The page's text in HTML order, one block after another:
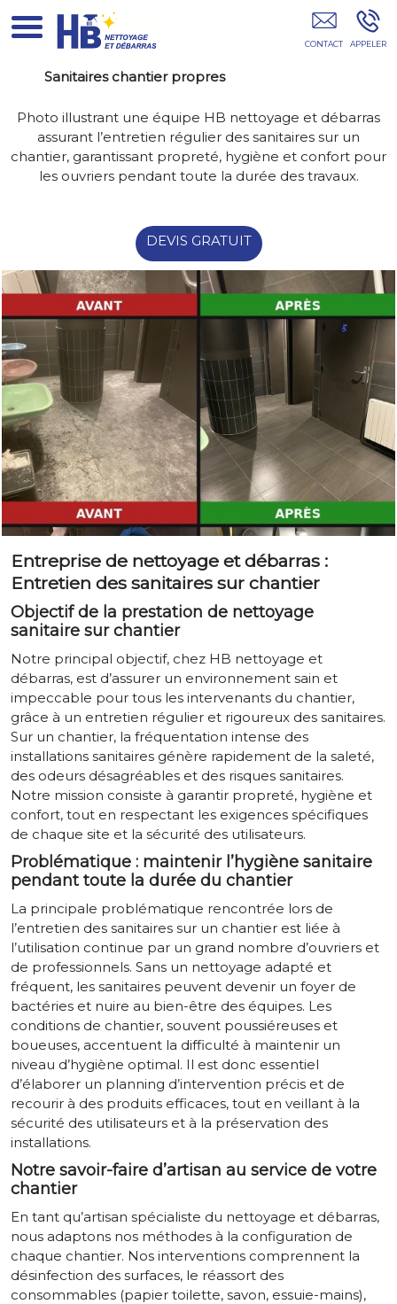
Entreprise De Débarras Île-De-France
Sanitaires chantier propres
Photo illustrant une équipe HB nettoyage et débarras
assurant l’entretien régulier des sanitaires sur un
chantier, garantissant propreté, hygiène et confort pour
les ouvriers pendant toute la durée des travaux.
DEVIS GRATUIT
Entreprise de nettoyage et débarras :
Entretien des sanitaires sur chantier
Objectif de la prestation de nettoyage
sanitaire sur chantier
Notre principal objectif, chez HB nettoyage et
débarras, est d’assurer un environnement sain et
impeccable pour tous les intervenants du chantier,
grâce à un entretien régulier et rigoureux des sanitaires.
Sur un chantier, la fréquentation intense des
installations sanitaires génère rapidement de la saleté,
des odeurs désagréables et des risques sanitaires.
Notre mission consiste à garantir propreté, hygiène et
confort, tout en respectant les exigences spécifiques
de chaque site et la sécurité des utilisateurs.
Problématique : maintenir l’hygiène sanitaire
pendant toute la durée du chantier
La principale problématique rencontrée lors de
l’entretien des sanitaires sur un chantier est liée à
l’utilisation continue par un grand nombre d’ouvriers et
de professionnels. Sans un nettoyage adapté et
fréquent, les sanitaires peuvent devenir un foyer de
bactéries et nuire au bien-être des équipes. Les
conditions de chantier, souvent poussiéreuses et
boueuses, accentuent la difficulté à maintenir un
niveau d’hygiène optimal. Il est donc essentiel
d’élaborer un planning d’intervention précis et de
recourir à des produits efficaces, tout en veillant à la
sécurité des utilisateurs et à la préservation des
installations.
Notre savoir-faire d’artisan au service de votre
chantier
En tant qu’artisan spécialiste du nettoyage et débarras,
nous adaptons nos méthodes à la configuration de
chaque chantier. Nos interventions comprennent la
désinfection des surfaces, le réassort des
consommables (papier toilette, savon, essuie-mains),